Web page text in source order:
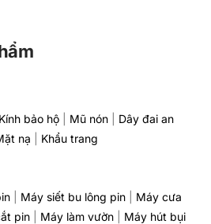
Kính bảo hộ Mũ nón
Dây đai an
nạ Khẩu trang
Máy siết bu lông pin
Máy cưa
pin Máy làm vườn
Máy hút bụi